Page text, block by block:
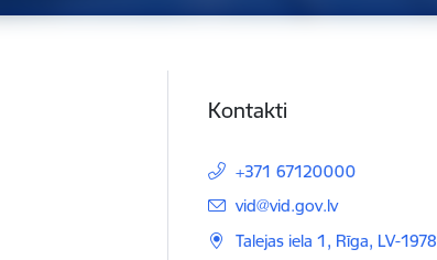
Kontakti
+371 67120000
E-pasts:
vid@vid.gov.lv
Talejas iela 1, Rīga, LV-1978